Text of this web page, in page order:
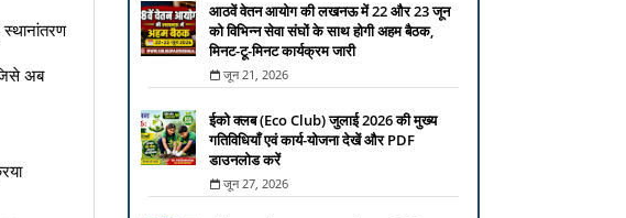
अब
आठवें वेतन आयोग की लखनऊ में 22 और 23 जून
को विभिन्न सेवा संघों के साथ होगी अहम बैठक,
मिनट-टू-मिनट कार्यक्रम जारी
जून 21, 2026
ईको क्लब (Eco Club) जुलाई 2026 की मुख्य
गतिविधियाँ एवं कार्य-योजना देखें और PDF
डाउनलोड करें
जून 27, 2026